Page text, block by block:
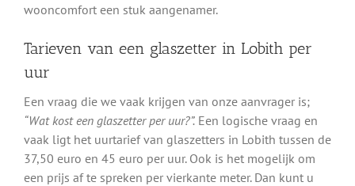
wooncomfort een stuk aangenamer.
Tarieven van een glaszetter in Lobith per
uur
Een vraag die we vaak krijgen van onze aanvrager is;
“Wat kost een glaszetter per uur?”. Een logische vraag en
vaak ligt het uurtarief van glaszetters in Lobith tussen de
37,50 euro en 45 euro per uur. Ook is het mogelijk om
een prijs af te spreken per vierkante meter. Dan kunt u